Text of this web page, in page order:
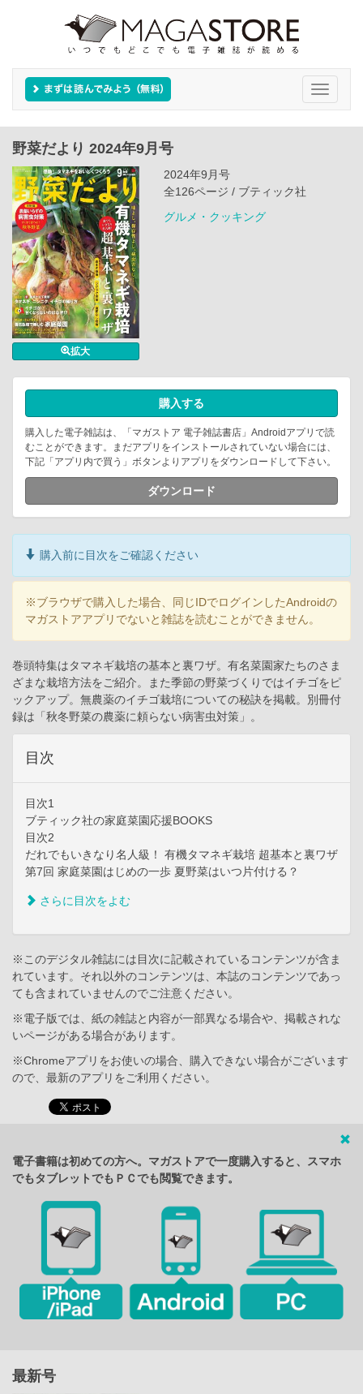
Toggle
野菜だより 2024年9月号
拡大
2024年9月号
全126ページ / ブティック社
グルメ・クッキング
購入する
購入した電子雑誌は、「マガストア 電子雑誌書店」Androidアプリで読
むことができます。まだアプリをインストールされていない場合には、
下記「アプリ内で買う」ボタンよりアプリをダウンロードして下さい。
ダウンロード
購入前に目次をご確認ください
※ブラウザで購入した場合、同じIDでログインしたAndroidの
マガストアアプリでないと雑誌を読むことができません。
巻頭特集はタマネギ栽培の基本と裏ワザ。有名菜園家たちのさま
ざまな栽培方法をご紹介。また季節の野菜づくりではイチゴをピ
ックアップ。無農薬のイチゴ栽培についての秘訣を掲載。別冊付
録は「秋冬野菜の農薬に頼らない病害虫対策」。
目次
目次1
ブティック社の家庭菜園応援BOOKS
目次2
だれでもいきなり名人級！ 有機タマネギ栽培 超基本と裏ワザ
第7回 家庭菜園はじめの一歩 夏野菜はいつ片付ける？
さらに目次をよむ
※このデジタル雑誌には目次に記載されているコンテンツが含ま
れています。それ以外のコンテンツは、本誌のコンテンツであっ
ても含まれていませんのでご注意ください。
※電子版では、紙の雑誌と内容が一部異なる場合や、掲載されな
いページがある場合があります。
※Chromeアプリをお使いの場合、購入できない場合がございます
ので、最新のアプリをご利用ください。
電子書籍は初めての方へ。マガストアで一度購入すると、スマホ
でもタブレットでもＰＣでも閲覧できます。
最新号